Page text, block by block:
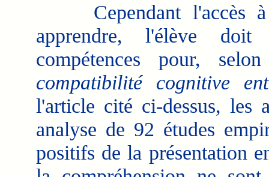
Cependant l'accès à
apprendre, l'élève doit
compétences pour,
compatibilité cognitive
l'article cité ci-dessus, les
analyse de 92 études
positifs de la présentation